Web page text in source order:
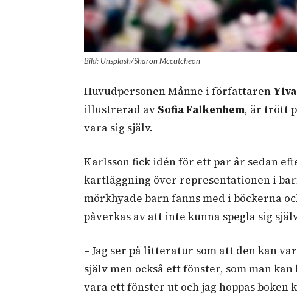
Bild: Unsplash/Sharon Mccutcheon
Huvudpersonen Månne i författaren
illustrerad av Sofia Falkenhem, är trött
vara sig själv.
Karlsson fick idén för ett par år sedan
kartläggning över representationen i
mörkhyade barn fanns med i böckerna
påverkas av att inte kunna spegla sig
– Jag ser på litteratur som att den kan
själv men också ett fönster, som man
vara ett fönster ut och jag hoppas